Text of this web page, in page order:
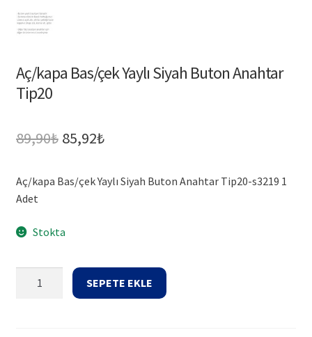
Aç/kapa Bas/çek Yaylı Siyah Buton Anahtar
Tip20
89,90₺ Orijinal
89,90₺.
85,92₺Şu
fiyat:
Aç/kapa Bas/çek Yaylı Siyah Buton Anahtar Tip20-s3219 1
Adet
Stokta
SEPETE EKLE